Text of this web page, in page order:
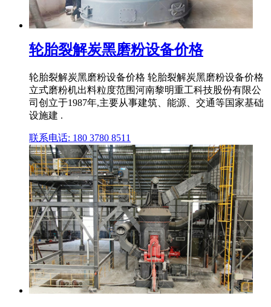
轮胎裂解炭黑磨粉设备价格
轮胎裂解炭黑磨粉设备价格 轮胎裂解炭黑磨粉设备价格
立式磨粉机出料粒度范围河南黎明重工科技股份有限公
司创立于1987年,主要从事建筑、能源、交通等国家基础
设施建 .
联系电话: 180 3780 8511